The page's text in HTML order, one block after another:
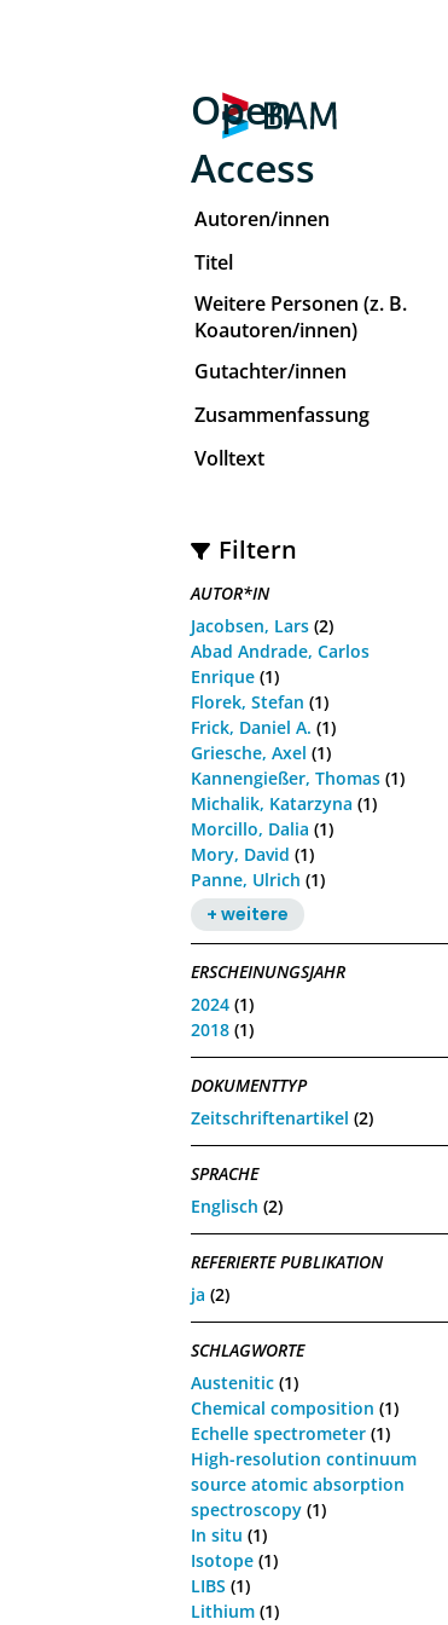
Open
Access
Autoren/innen
Titel
Weitere Personen (z. B.
Koautoren/innen)
Gutachter/innen
Zusammenfassung
Volltext
Filtern
AUTOR*IN
Jacobsen, Lars (2)
Abad Andrade, Carlos
Enrique (1)
Florek, Stefan (1)
Frick, Daniel A. (1)
Griesche, Axel (1)
Kannengießer, Thomas (1)
Michalik, Katarzyna (1)
Morcillo, Dalia (1)
Mory, David (1)
Panne, Ulrich (1)
+ weitere
ERSCHEINUNGSJAHR
2024 (1)
2018 (1)
DOKUMENTTYP
Zeitschriftenartikel (2)
SPRACHE
Englisch (2)
REFERIERTE PUBLIKATION
ja (2)
SCHLAGWORTE
Austenitic (1)
Chemical composition (1)
Echelle spectrometer (1)
High-resolution continuum
source atomic absorption
spectroscopy (1)
In situ (1)
Isotope (1)
LIBS (1)
Lithium (1)